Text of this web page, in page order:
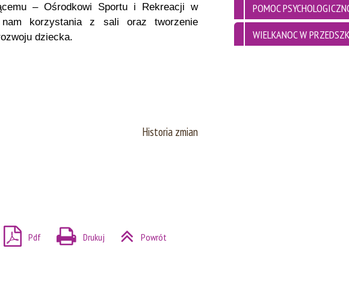
– Ośrodkowi Sportu i Rekreacji w
nam korzystania z sali oraz tworzenie
dziecka.
Historia zmian
Pdf Drukuj Powrót
POMOC
WIELKANOC W